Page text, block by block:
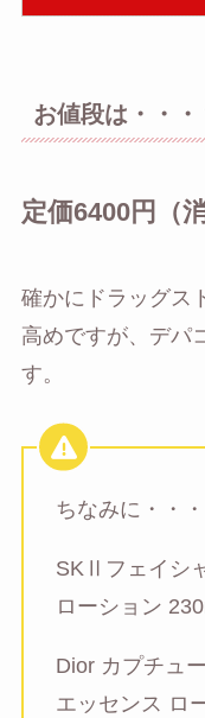
お値段は・・・
定価6400円（
確かにドラッグス
高めですが、デパ
す。
ちなみに・・・
SKⅡフェイシ
ローション
Dior カプチュ
エッセンス ロ